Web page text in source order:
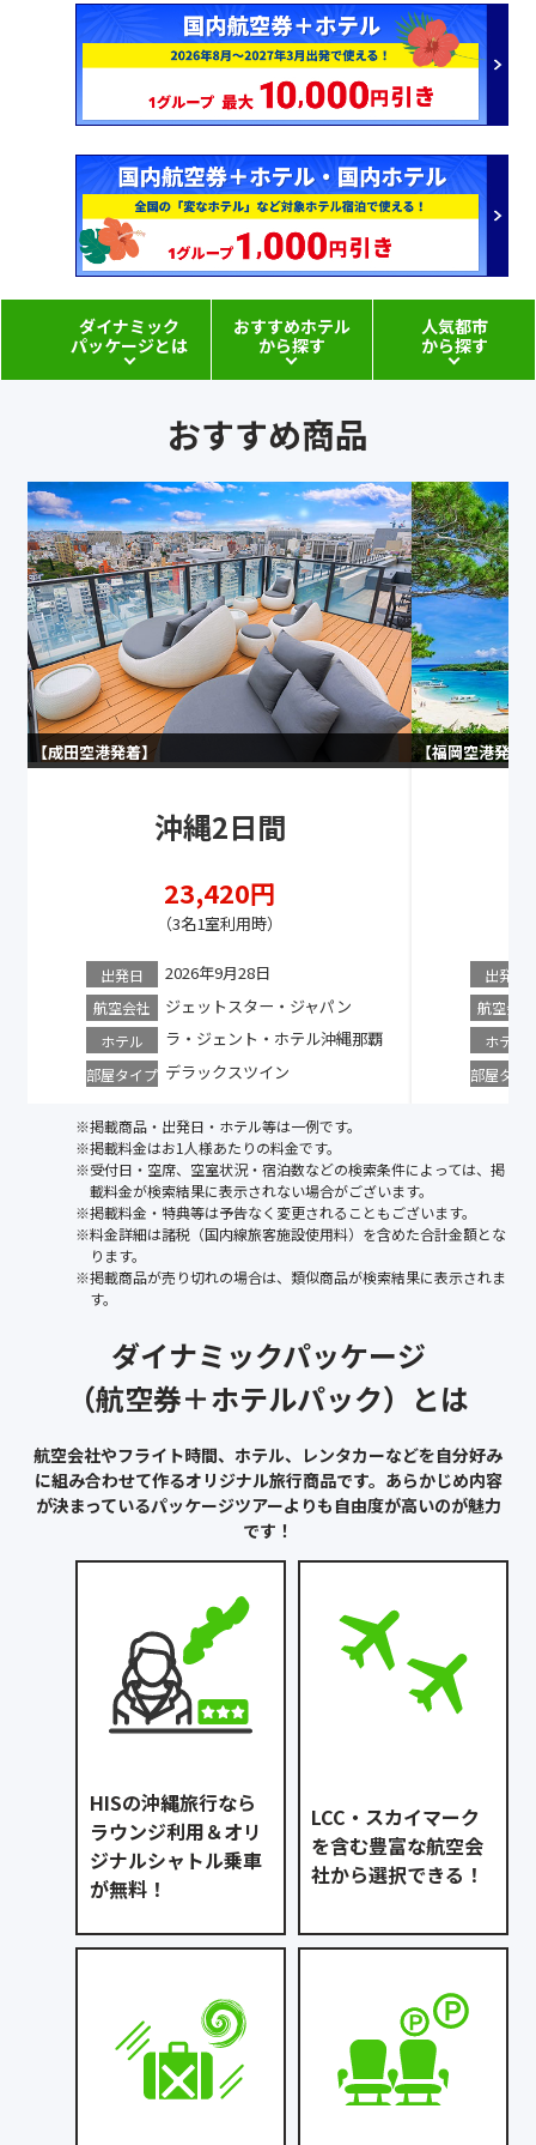
ダイナミック
パッケージとは
おすすめホテル
から探す
人気都市
から探す
おすすめ商品
成田空港
沖縄2日間
23,420
（3名1室利用時）
出発日 2026年9月28日
航空会社 ジェットスター・ジャパン
ホテル ラ・ジェント・ホテル沖縄那覇
部屋タイプ デラックスツイン
福岡空港
出発日
航空会社
ホテル
部屋タイ
※掲載商品・出発日・ホテル等は一例です。
※掲載料金はお1人様あたりの料金です。
※受付日・空席、空室状況・宿泊数などの検索条件によっては、掲
載料金が検索結果に表示されない場合がございます。
※掲載料金・特典等は予告なく変更されることもございます。
※料金詳細は諸税（国内線旅客施設使用料）を含めた合計金額とな
ります。
※掲載商品が売り切れの場合は、類似商品が検索結果に表示されま
す。
ダイナミックパッケージ
（航空券＋ホテルパック）とは
航空会社やフライト時間、ホテル、レンタカーなどを自分好み
に組み合わせて作るオリジナル旅行商品です。あらかじめ内容
が決まっているパッケージツアーよりも自由度が高いのが魅力
です！
HISの沖縄旅行なら
ラウンジ利用＆オリ
ジナルシャトル乗車
が無料！
LCC・スカイマーク
を含む豊富な航空会
社から選択できる！